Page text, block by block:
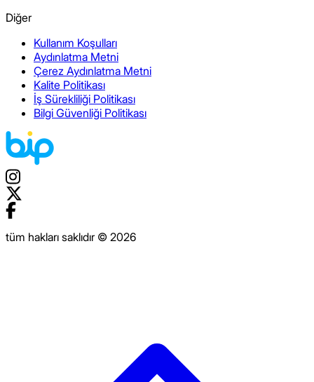
Diğer
Kullanım Koşulları
Aydınlatma Metni
Çerez Aydınlatma Metni
Kalite Politikası
İş Sürekliliği Politikası
Bilgi Güvenliği Politikası
tüm hakları saklıdır © 2026